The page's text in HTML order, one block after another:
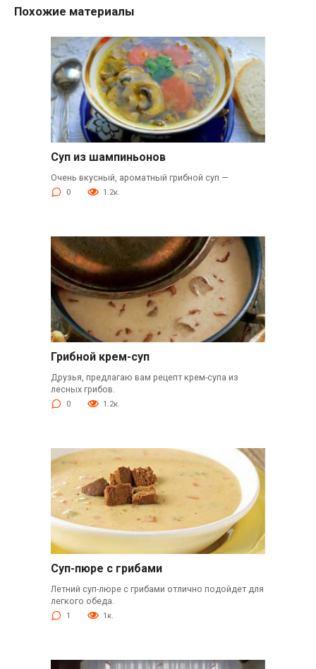
Похожие материалы
Суп из шампиньонов
Очень вкусный, ароматный грибной суп —
0 1.2к.
Грибной крем-суп
Друзья, предлагаю вам рецепт крем-супа из
лесных грибов.
0 1.2к.
Суп-пюре с грибами
Летний суп-люре с грибами отлично подойдет для
легкого обеда.
1 1к.